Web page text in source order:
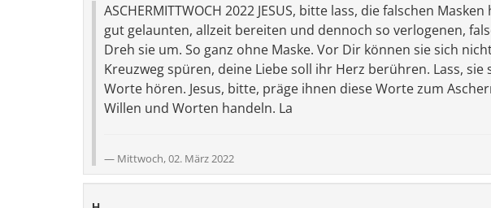
ASCHERMITTWOCH 2022 JESUS, bitte lass, die falschen
gut gelaunten, allzeit bereiten und dennoch so verlogenen,
Dreh sie um. So ganz ohne Maske. Vor Dir können sie sich
Kreuzweg spüren, deine Liebe soll ihr Herz berühren. Lass,
Worte hören. Jesus, bitte, präge ihnen diese Worte zum
Willen und Worten handeln. La
Mittwoch, 02. März 2022